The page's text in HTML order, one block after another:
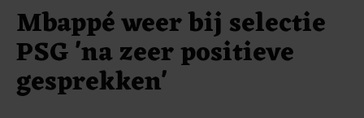
Mbappé weer bij selectie
PSG 'na zeer positieve
gesprekken'